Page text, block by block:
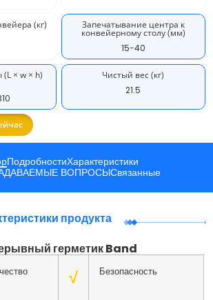
(кг)
Запечатывание центра к
конвейерному столу (мм)
15-40
× w × h)
Чистый вес (кг)
21.5
ПодробностиХарактеристики
ВОПРОСЫСвязанные
продукта
герметик Band
√ Безопасность